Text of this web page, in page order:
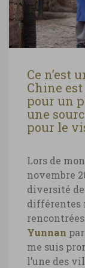
Ce n’est
Chine
pour un
une
pour le
Lors de
novembre
diversité
différentes
Yunnan
me suis
l’une des